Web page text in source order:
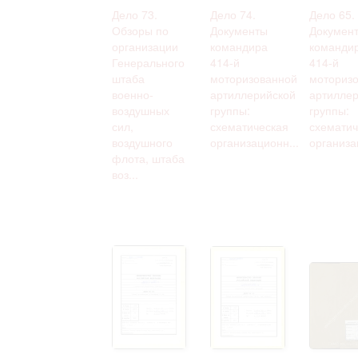
Дело 73.
Обзоры по
организации
Генерального
штаба
военно-
воздушных
сил,
воздушного
флота, штаба
воз...
Дело 74.
Документы
командира
414-й
моторизованной
артиллерийской
группы:
схематическая
организационн...
Дело 65.
414-й
группы: